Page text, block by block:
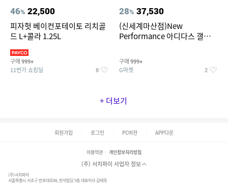
46% 22,500
피자헛 베이컨포테이토 리치골
드 L+콜라 1.25L
구매 999+
11번가 쇼킹딜 8
28% 37,530
(신세계마산점)New
Performance 아디다스 갤럭시
구매 999+
G마켓 2
+ 더보기
회원가입 로그인 PC버전 APP다운
이용약관 개인정보처리방침
(주) 서치파이 사업자 정보
(주)서치파이
서울특별시 서초구 반포대로88, 반석빌딩 5층 대표이사 김태묵